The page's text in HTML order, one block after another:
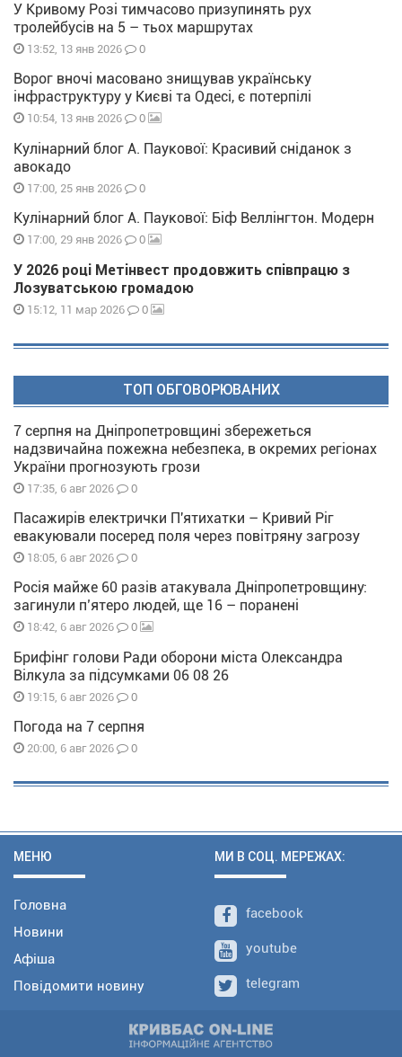
У Кривому Розі тимчасово призупинять рух
тролейбусів на 5 – тьох маршрутах
13:52, 13 янв 2026 0
Ворог вночі масовано знищував українську
інфраструктуру у Києві та Одесі, є потерпілі
10:54, 13 янв 2026 0
Кулінарний блог А. Паукової: Красивий сніданок з
авокадо
17:00, 25 янв 2026 0
Кулінарний блог А. Паукової: Біф Веллінгтон. Модерн
17:00, 29 янв 2026 0
У 2026 році Метінвест продовжить співпрацю з
Лозуватською громадою
15:12, 11 мар 2026 0
ТОП ОБГОВОРЮВАНИХ
7 серпня на Дніпропетровщині збережеться
надзвичайна пожежна небезпека, в окремих регіонах
України прогнозують грози
17:35, 6 авг 2026 0
Пасажирів електрички П'ятихатки – Кривий Ріг
евакуювали посеред поля через повітряну загрозу
18:05, 6 авг 2026 0
Росія майже 60 разів атакувала Дніпропетровщину:
загинули п’ятеро людей, ще 16 – поранені
18:42, 6 авг 2026 0
Брифінг голови Ради оборони міста Олександра
Вілкула за підсумками 06 08 26
19:15, 6 авг 2026 0
Погода на 7 серпня
20:00, 6 авг 2026 0
МЕНЮ
Головна
Новини
Афіша
Повідомити новину
МИ В СОЦ. МЕРЕЖАХ:
facebook
youtube
telegram